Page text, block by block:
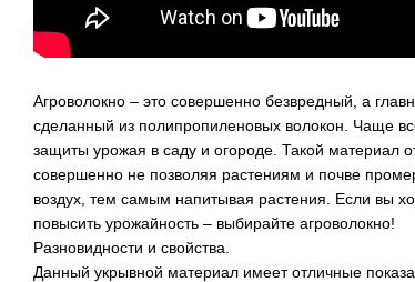
Агроволокно – это совершенно безвредный, а
сделанный из полипропиленовых волокон. Чаще
защиты урожая в саду и огороде. Такой материал
совершенно не позволяя растениям и почве
воздух, тем самым напитывая растения. Если вы
повысить урожайность – выбирайте агроволокно!
Разновидности и свойства.
Данный укрывной материал имеет отличные